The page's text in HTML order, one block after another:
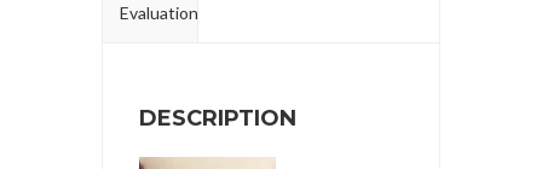
Evaluation
DESCRIPTION